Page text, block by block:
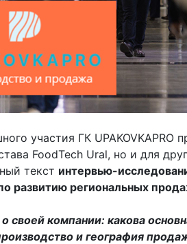
участия ГК UPAKOVKAPRO
FoodTech Ural, но и для
текст интервью-
развитию региональных
своей компании: какова
и география